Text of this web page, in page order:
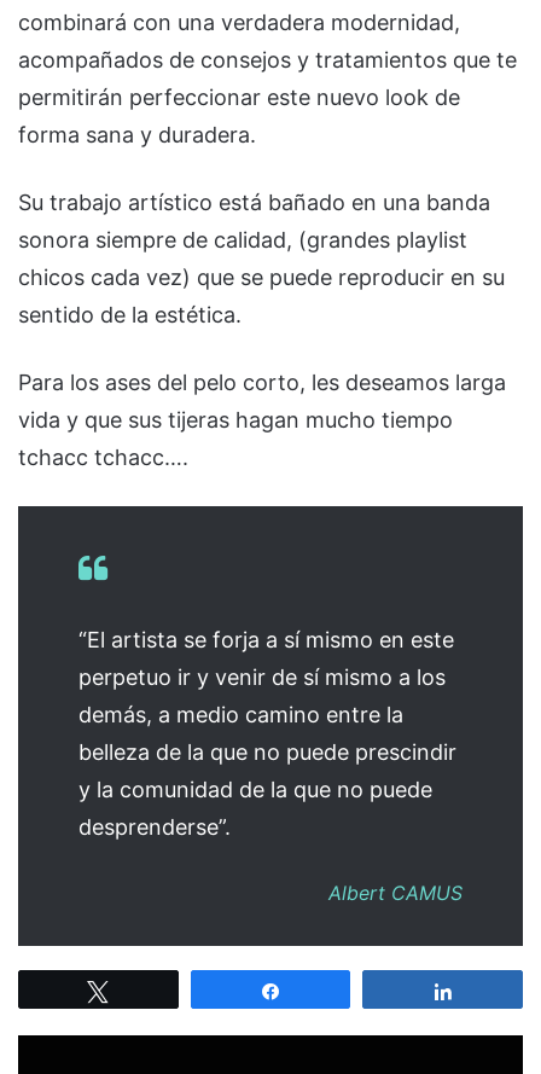
combinará con una verdadera modernidad,
acompañados de consejos y tratamientos que te
permitirán perfeccionar este nuevo look de
forma sana y duradera.
Su trabajo artístico está bañado en una banda
sonora siempre de calidad, (grandes playlist
chicos cada vez) que se puede reproducir en su
sentido de la estética.
Para los ases del pelo corto, les deseamos larga
vida y que sus tijeras hagan mucho tiempo
tchacc tchacc….
“El artista se forja a sí mismo en este
perpetuo ir y venir de sí mismo a los
demás, a medio camino entre la
belleza de la que no puede prescindir
y la comunidad de la que no puede
desprenderse”.
Albert CAMUS